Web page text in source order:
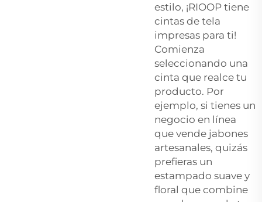
estilo, ¡RIOOP tiene
cintas de tela
impresas para ti!
Comienza
seleccionando una
cinta que realce tu
producto. Por
ejemplo, si tienes un
negocio en línea
que vende jabones
artesanales, quizás
prefieras un
estampado suave y
floral que combine